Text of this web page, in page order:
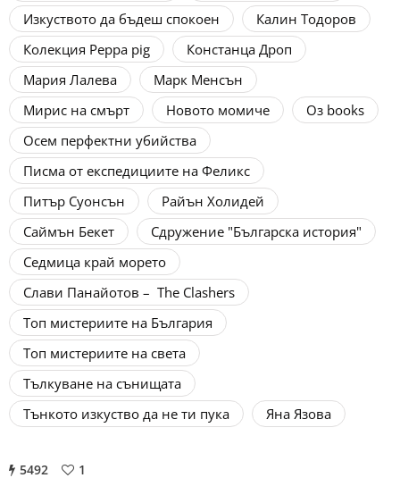
Изкуството да бъдеш спокоен
Калин Тодоров
Колекция Peppa pig
Констанца Дроп
Мария Лалева
Марк Менсън
Мирис на смърт
Новото момиче
Оз books
Осем перфектни убийства
Писма от експедициите на Феликс
Питър Суонсън
Райън Холидей
Саймън Бекет
Сдружение "Българска история"
Седмица край морето
Слави Панайотов – The Clashers
Топ мистериите на България
Топ мистериите на света
Тълкуване на сънищата
Тънкото изкуство да не ти пука
Яна Язова
5492 1